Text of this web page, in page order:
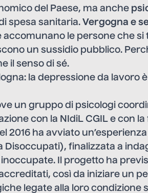
del Paese, ma anche
spesa sanitaria. Vergogna e
le persone che si
un sussidio pubblico.
il senso di sé.
la depressione da lavoro
un gruppo di psicologi
con la NIdiL CGIL e con
2016 ha avviato
Disoccupati), finalizzata a
Il progetto ha
così da iniziare un
legate alla loro condizione